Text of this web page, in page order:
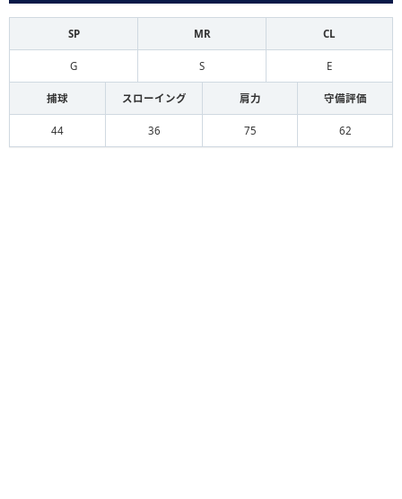
SP MR CL
G S E
捕球 スローイング 肩力 守備評価
44 36 75 62